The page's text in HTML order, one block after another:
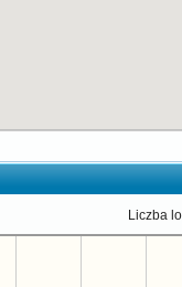
Liczba